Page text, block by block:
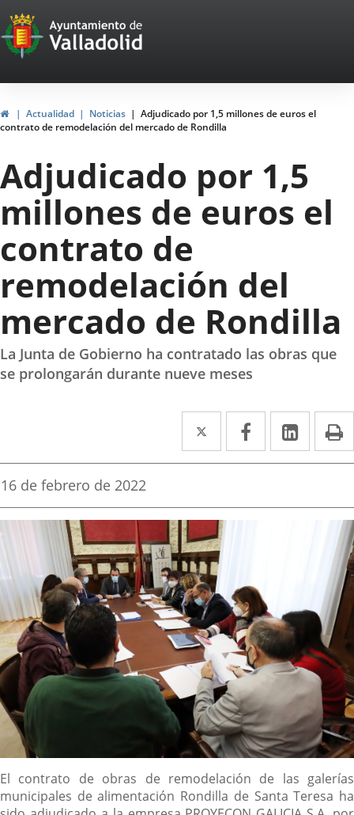
Portal
Web
del
Ayuntamiento
de
Valladolid
HomeActualidad Noticias
Adjudicado por 1,5 millones de euros el
contrato de remodelación del mercado de Rondilla
Adjudicado por 1,5
millones de euros el
contrato de
remodelación del
mercado de Rondilla
La Junta de Gobierno ha contratado las obras que
se prolongarán durante nueve meses
Twitter
Enlace
a
aplicación
externa.
Facebook
Enlace
a
aplicación
Enlace
a
Fecha
la
noticia
16 de febrero de 2022
Descripción
El contrato de obras de remodelación de las galerías
municipales de alimentación Rondilla de Santa Teresa ha